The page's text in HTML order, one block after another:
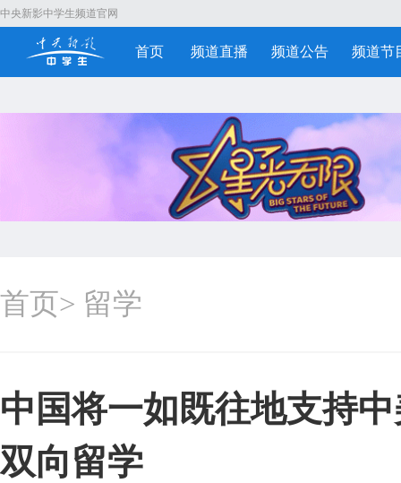
中央新影中学生频道官网
首页 频道直播 频道公告 频道节
首页> 留学
中国将一如既往地支持
双向留学